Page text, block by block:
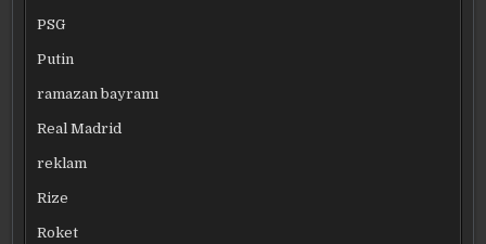
PSG
Putin
ramazan bayramı
Real Madrid
reklam
Rize
Roket